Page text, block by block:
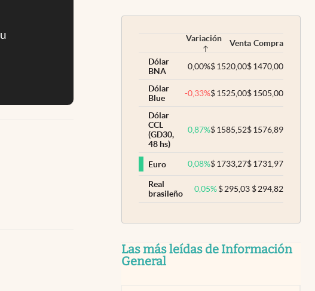
Variación Venta Compra
Dólar
BNA
0,00%$1520,00$1470,00
Dólar
Blue
-0,33%$1525,00$1505,00
Dólar
CCL
(GD30,
48 hs)
0,87%$1585,52$1576,89
Euro 0,08%$1733,27$1731,97
Real
brasileño
0,05% $295,03 $294,82
Las más leídas de Información
General